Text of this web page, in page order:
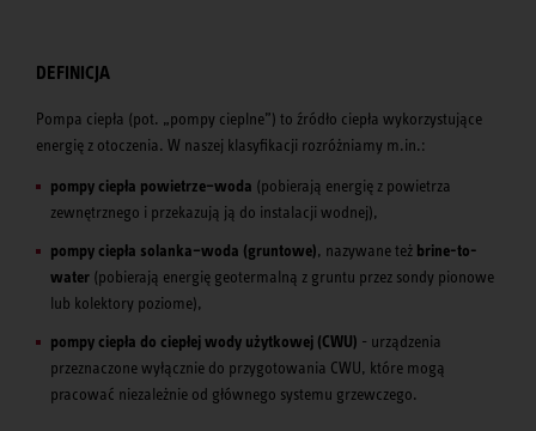
DEFINICJA
Pompa ciepła (pot. „pompy cieplne”) to źródło ciepła wykorzystujące
energię z otoczenia. W naszej klasyfikacji rozróżniamy m.in.:
pompy ciepła powietrze–woda (pobierają energię z powietrza
zewnętrznego i przekazują ją do instalacji wodnej),
pompy ciepła solanka–woda (gruntowe), nazywane też brine-to-
water (pobierają energię geotermalną z gruntu przez sondy pionowe
lub kolektory poziome),
pompy ciepła do ciepłej wody użytkowej (CWU) - urządzenia
przeznaczone wyłącznie do przygotowania CWU, które mogą
pracować niezależnie od głównego systemu grzewczego.